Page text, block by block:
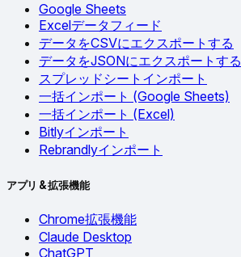
Google Sheets
Excelデータフィード
データをCSVにエクスポートする
データをJSONにエクスポートする
スプレッドシートインポート
一括インポート (Google Sheets)
一括インポート (Excel)
Bitlyインポート
Rebrandlyインポート
アプリ & 拡張機能
Chrome拡張機能
Claude Desktop
ChatGPT